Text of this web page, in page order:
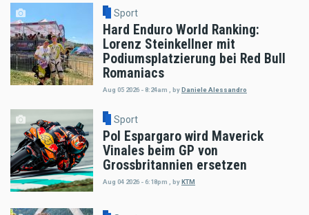
Sport
Hard Enduro World Ranking:
Lorenz Steinkellner mit
Podiumsplatzierung bei Red Bull
Romaniacs
Aug 05 2026 - 8:24am , byDaniele Alessandro
Sport
Pol Espargaro wird Maverick
Vinales beim GP von
Grossbritannien ersetzen
Aug 04 2026 - 6:18pm byKTM